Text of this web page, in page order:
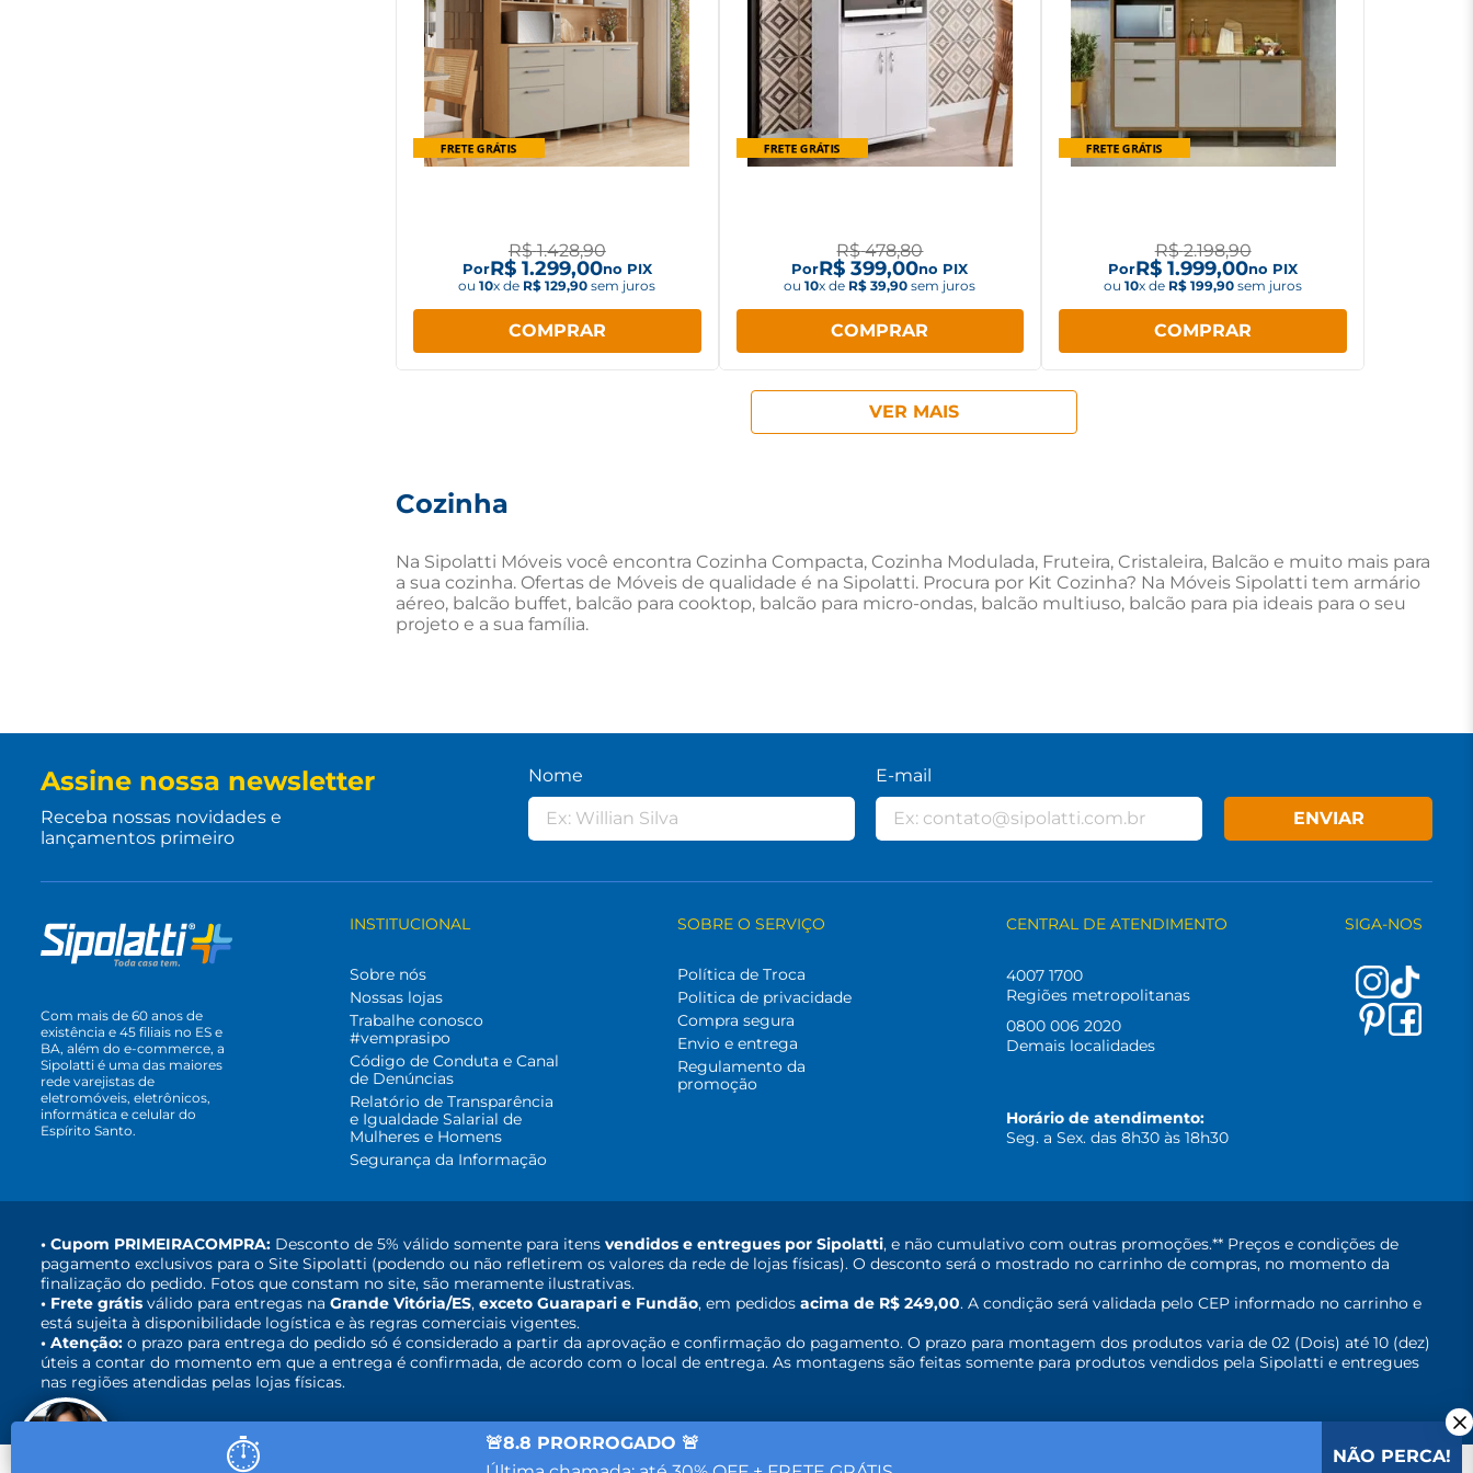
R$ 1.428,90
PorR$ 1.299,00no PIX
ou10x de R$ 129,90 sem juros
COMPRAR
R$ 478,80
PorR$ 399,00no PIX
ou10x de R$ 39,90 sem juros
COMPRAR
R$ 2.198,90
PorR$ 1.999,00no PIX
ou10x de R$ 199,90 sem juros
COMPRAR
Cozinha
Na Sipolatti Móveis você encontra Cozinha Compacta, Cozinha Modulada, Fruteira, Cristaleira, Balcão e muito mais para
a sua cozinha. Ofertas de Móveis de qualidade é na Sipolatti. Procura por Kit Cozinha? Na Móveis Sipolatti tem armário
aéreo, balcão buffet, balcão para cooktop, balcão para micro-ondas, balcão multiuso, balcão para pia ideais para o seu
projeto e a sua família.
Assine nossa newsletter
Receba nossas novidades e
lançamentos primeiro
Nome E-mail
ENVIAR
Com mais de 60 anos de
existência e 45 filiais no ES e
BA, além do e-commerce, a
Sipolatti é uma das maiores
rede varejistas de
eletromóveis, eletrônicos,
informática e celular do
Espírito Santo.
INSTITUCIONAL
Sobre nós
Nossas lojas
Trabalhe conosco
#vemprasipo
Código de Conduta e Canal
de Denúncias
Relatório de Transparência
e Igualdade Salarial de
Mulheres e Homens
Segurança da Informação
SOBRE O SERVIÇO
Política de Troca
Politica de privacidade
Compra segura
Envio e entrega
Regulamento da
promoção
CENTRAL DE ATENDIMENTO
4007 1700
Regiões metropolitanas
0800 006 2020
Demais localidades
Horário de atendimento:
Seg. a Sex. das 8h30 às 18h30
SIGA-NOS
• Cupom PRIMEIRACOMPRA: Desconto de 5% válido somente para itens vendidos e entregues por Sipolatti, e não cumulativo com outras promoções.** Preços e condições de
pagamento exclusivos para o Site Sipolatti (podendo ou não refletirem os valores da rede de lojas físicas). O desconto será o mostrado no carrinho de compras, no momento da
finalização do pedido. Fotos que constam no site, são meramente ilustrativas.
• Frete grátis válido para entregas na Grande Vitória/ES, exceto Guarapari e Fundão, em pedidos acima de R$ 249,00. A condição será validada pelo CEP informado no carrinho e
está sujeita à disponibilidade logística e às regras comerciais vigentes.
• Atenção: o prazo para entrega do pedido só é considerado a partir da aprovação e confirmação do pagamento. O prazo para montagem dos produtos varia de 02 (Dois) até 10 (dez)
úteis a contar do momento em que a entrega é confirmada, de acordo com o local de entrega. As montagens são feitas somente para produtos vendidos pela Sipolatti e entregues
nas regiões atendidas pelas lojas físicas.
⏱
🚨8.8 PRORROGADO 🚨
NÃO PERCA!